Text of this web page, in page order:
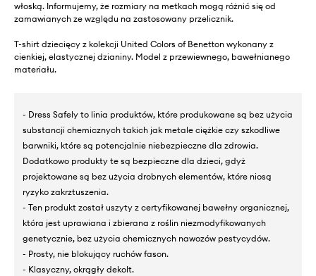
włoską. Informujemy, że rozmiary na metkach mogą różnić się od
zamawianych ze względu na zastosowany przelicznik.
T-shirt dziecięcy z kolekcji United Colors of Benetton wykonany z
cienkiej, elastycznej dzianiny. Model z przewiewnego, bawełnianego
materiału.
- Dress Safely to linia produktów, które produkowane są bez użycia
substancji chemicznych takich jak metale ciężkie czy szkodliwe
barwniki, które są potencjalnie niebezpieczne dla zdrowia.
Dodatkowo produkty te są bezpieczne dla dzieci, gdyż
projektowane są bez użycia drobnych elementów, które niosą
ryzyko zakrztuszenia.
- Ten produkt został uszyty z certyfikowanej bawełny organicznej,
która jest uprawiana i zbierana z roślin niezmodyfikowanych
genetycznie, bez użycia chemicznych nawozów pestycydów.
- Prosty, nie blokujący ruchów fason.
- Klasyczny, okrągły dekolt.